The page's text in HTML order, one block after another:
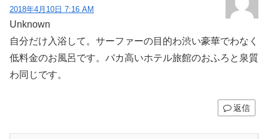
2018年4月10日 7:16 AM
Unknown
自分だけ入浴して。サーファーの目的わ渋い豪華でわなく
低料金のお風呂です。バカ高いホテル旅館のおふろと泉質
わ同じです。
返信